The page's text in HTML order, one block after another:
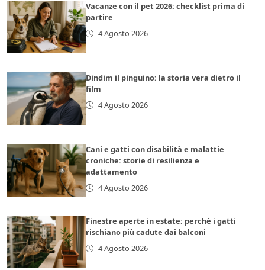
Vacanze con il pet 2026: checklist prima di
partire
4 Agosto 2026
Dindim il pinguino: la storia vera dietro il
film
4 Agosto 2026
Cani e gatti con disabilità e malattie
croniche: storie di resilienza e
adattamento
4 Agosto 2026
Finestre aperte in estate: perché i gatti
rischiano più cadute dai balconi
4 Agosto 2026